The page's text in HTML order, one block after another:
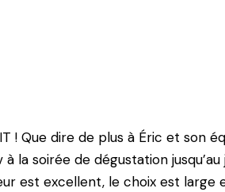
! Que dire de plus à Éric et son
la soirée de dégustation
est excellent, le choix est large